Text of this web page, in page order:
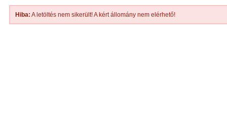
Hiba: A letöltés nem sikerült! A kért állomány nem elérhető!